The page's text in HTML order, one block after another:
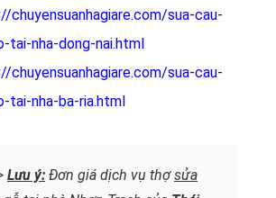
chuyensuanhagiare.com/sua-cau-
tai-nha-dong-nai.html
chuyensuanhagiare.com/sua-cau-
tai-nha-ba-ria.html
Lưu ý: Đơn giá dịch vụ thợsửa